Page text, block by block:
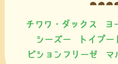
チワワ・ダックス ヨ
シーズー
トイプー
ビションフリーゼ
マ